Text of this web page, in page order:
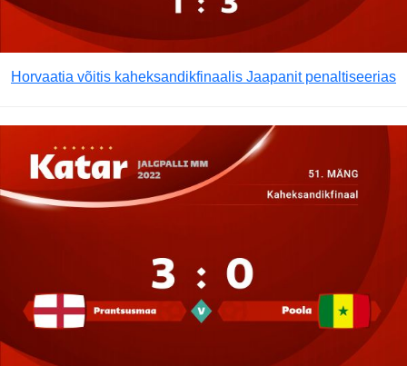
Horvaatia võitis kaheksandikfinaalis Jaapanit penaltiseerias